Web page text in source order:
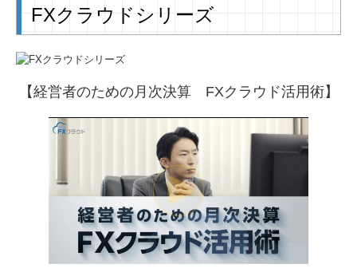
よくある質問
採用情報
関与先様紹介
お問合せ
FXクラウドシリーズ
【経営者のための月次決算 FXクラウド活用術】